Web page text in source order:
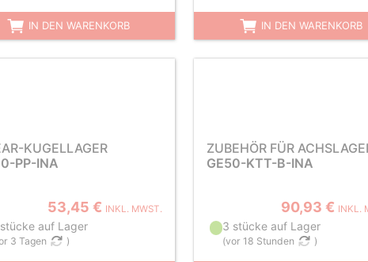
IN DEN WARENKORB IN DEN WARENKORB
KUGELLAGER
PP-INA
53,45 € INKL. MWST.
auf Lager
3 Tagen )
ZUBEHÖR FÜR
GE50-KTT-B-INA
90,93 € INKL.
3 stücke auf Lager
(vor 18 Stunden )